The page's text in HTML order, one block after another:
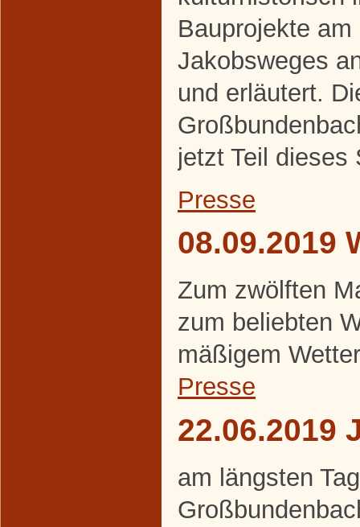
Bauprojekte
Jakobsweges
und erläutert.
jetzt Teil dieses
Presse
08.09.2019
Zum zwölften
zum beliebten
mäßigem
Presse
22.06.2019
am längsten